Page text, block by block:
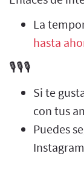
La
hasta
🎙️🎙️🎙️
Si te
con tus
Puedes